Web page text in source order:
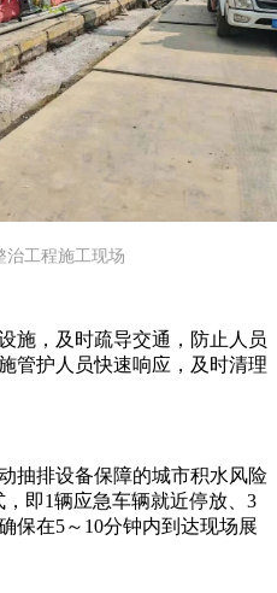
治工程施工现场
施，及时疏导交通，防止人员
管护人员快速响应，及时清理
抽排设备保障的城市积水风险
，即1辆应急车辆就近停放、3
保在5～10分钟内到达现场展